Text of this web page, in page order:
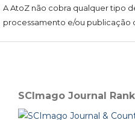
A AtoZ não cobra qualquer tipo
processamento e/ou publicação
SCImago Journal Rank